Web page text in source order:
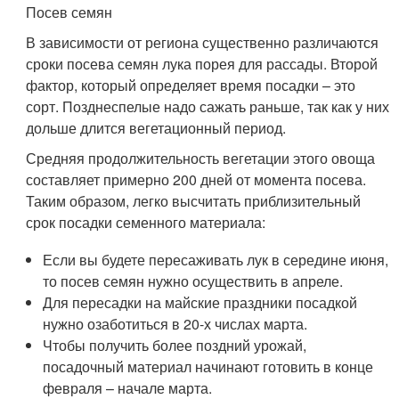
Посев семян
В зависимости от региона существенно различаются
сроки посева семян лука порея для рассады. Второй
фактор, который определяет время посадки – это
сорт. Позднеспелые надо сажать раньше, так как у них
дольше длится вегетационный период.
Средняя продолжительность вегетации этого овоща
составляет примерно 200 дней от момента посева.
Таким образом, легко высчитать приблизительный
срок посадки семенного материала:
Если вы будете пересаживать лук в середине июня,
то посев семян нужно осуществить в апреле.
Для пересадки на майские праздники посадкой
нужно озаботиться в 20-х числах марта.
Чтобы получить более поздний урожай,
посадочный материал начинают готовить в конце
февраля – начале марта.